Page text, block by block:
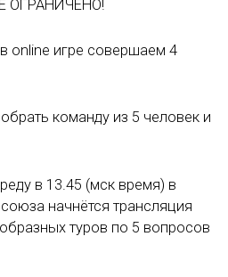
ОГРАНИЧЕНО!
online игре совершаем 4
команду из 5 человек и
в 13.45 (мск время) в
начнётся трансляция
туров по 5 вопросов